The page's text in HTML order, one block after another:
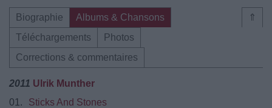
⇑
Biographie
Albums & Chansons
Téléchargements
Photos
Corrections & commentaires
2011 Ulrik Munther
01.
Sticks And Stones